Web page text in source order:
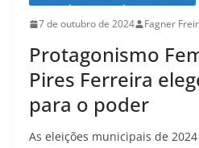
7 de outubro de 2024 Fagner
Protagonismo
Pires Ferreira
para o poder
As eleições municipais de